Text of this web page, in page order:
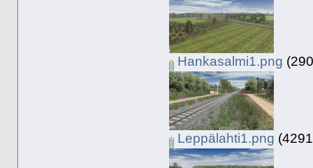
Hankasalmi1.png
Leppälahti1.png